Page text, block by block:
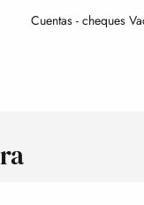
Cuentas - cheques